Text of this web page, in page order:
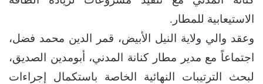
الاستيعابية للمطار.
وعقد والي ولاية النيل الأبيض، قمر الدين محمد فضل،
اجتماعاً مع مدير مطار كنانة المدني، أبومدين الصديق،
لبحث الترتيبات النهائية الخاصة باستكمال إجراءات